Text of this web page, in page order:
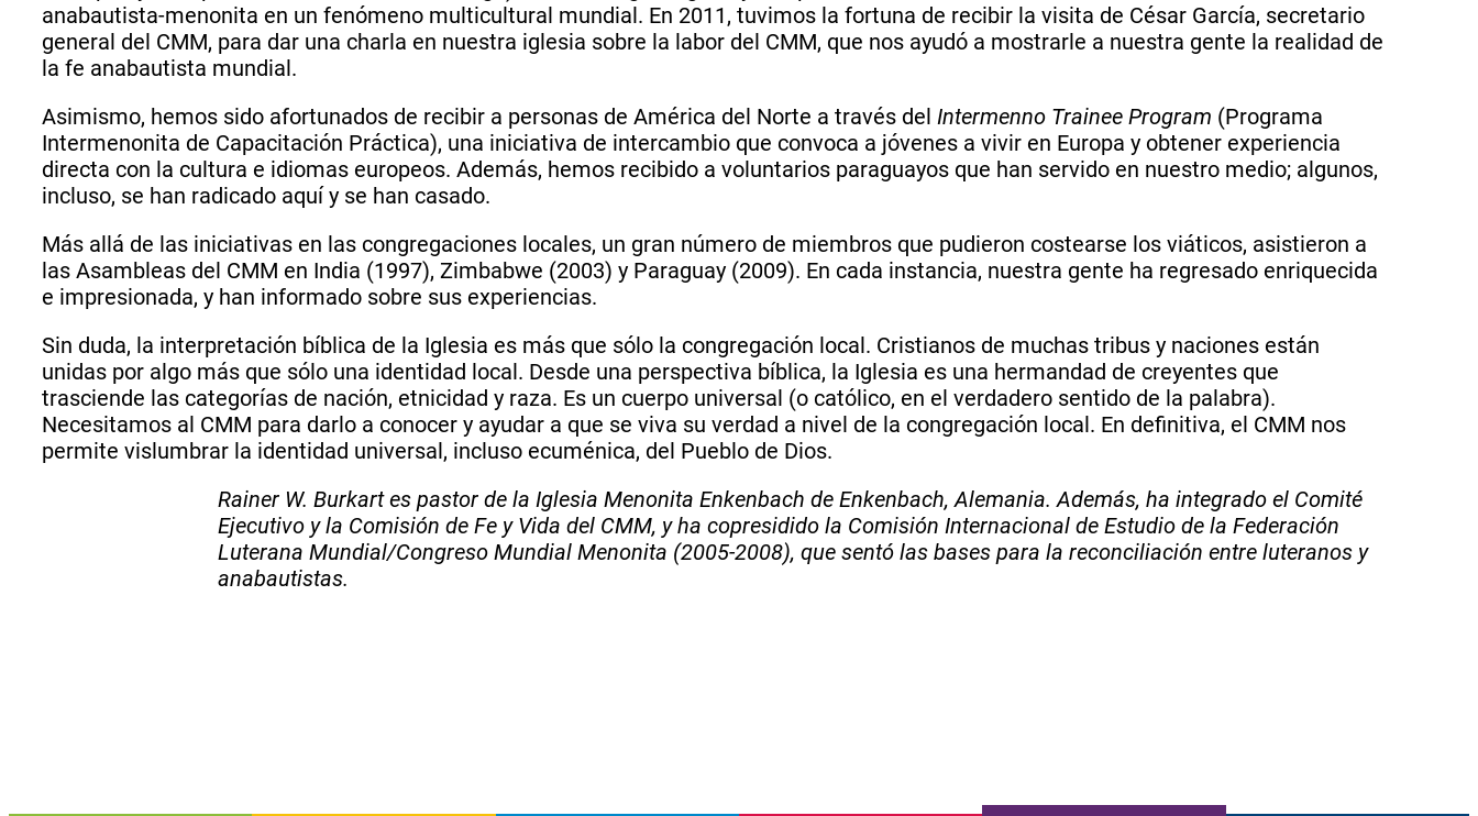
anabautista-menonita en un fenómeno multicultural mundial. En 2011, tuvimos la fortuna de recibir la visita de César García, secretario
general del CMM, para dar una charla en nuestra iglesia sobre la labor del CMM, que nos ayudó a mostrarle a nuestra gente la realidad de
la fe anabautista mundial.
Asimismo, hemos sido afortunados de recibir a personas de América del Norte a través del Intermenno Trainee Program (Programa
Intermenonita de Capacitación Práctica), una iniciativa de intercambio que convoca a jóvenes a vivir en Europa y obtener experiencia
directa con la cultura e idiomas europeos. Además, hemos recibido a voluntarios paraguayos que han servido en nuestro medio; algunos,
incluso, se han radicado aquí y se han casado.
Más allá de las iniciativas en las congregaciones locales, un gran número de miembros que pudieron costearse los viáticos, asistieron a
las Asambleas del CMM en India (1997), Zimbabwe (2003) y Paraguay (2009). En cada instancia, nuestra gente ha regresado enriquecida
e impresionada, y han informado sobre sus experiencias.
Sin duda, la interpretación bíblica de la Iglesia es más que sólo la congregación local. Cristianos de muchas tribus y naciones están
unidas por algo más que sólo una identidad local. Desde una perspectiva bíblica, la Iglesia es una hermandad de creyentes que
trasciende las categorías de nación, etnicidad y raza. Es un cuerpo universal (o católico, en el verdadero sentido de la palabra).
Necesitamos al CMM para darlo a conocer y ayudar a que se viva su verdad a nivel de la congregación local. En definitiva, el CMM nos
permite vislumbrar la identidad universal, incluso ecuménica, del Pueblo de Dios.
Rainer W. Burkart es pastor de la Iglesia Menonita Enkenbach de Enkenbach, Alemania. Además, ha integrado el Comité
Ejecutivo y la Comisión de Fe y Vida del CMM, y ha copresidido la Comisión Internacional de Estudio de la Federación
Luterana Mundial/Congreso Mundial Menonita (2005-2008), que sentó las bases para la reconciliación entre luteranos y
anabautistas.